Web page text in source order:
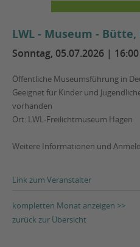
LWL - Museum -
Sonntag, 05.07.2026 |
Öffentliche Museumsführung in
Geeignet für Kinder und
vorhanden
Ort: LWL-Freilichtmuseum Hagen
Weitere Informationen und
Link zum Veranstalter
kompletten Monat anzeigen >>
zurück zur Übersicht